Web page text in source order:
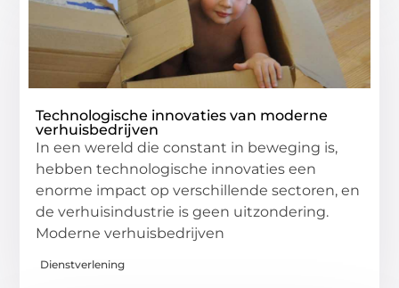
Technologische innovaties van moderne
verhuisbedrijven
In een wereld die constant in beweging is,
hebben technologische innovaties een
enorme impact op verschillende sectoren, en
de verhuisindustrie is geen uitzondering.
Moderne verhuisbedrijven
Dienstverlening